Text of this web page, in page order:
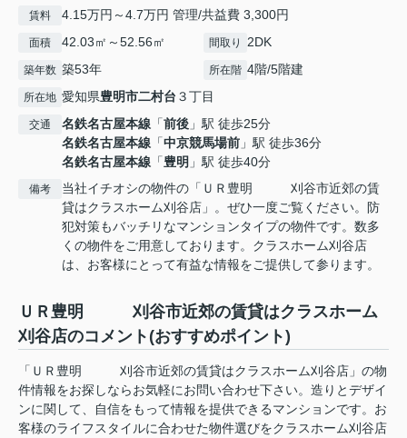
賃料 4.15万円～4.7万円 管理/共益費 3,300円
面積 42.03㎡～52.56㎡ 間取り 2DK
築年数 築53年 所在階 4階/5階建
所在地 愛知県豊明市二村台 ３丁目
交通 名鉄名古屋本線 「前後 」駅 徒歩25分
名鉄名古屋本線 「中京競馬場前 」駅 徒歩36分
名鉄名古屋本線 「豊明 」駅 徒歩40分
備考
当社イチオシの物件の「ＵＲ豊明 刈谷市近郊の賃
貸はクラスホーム刈谷店」。ぜひ一度ご覧ください。防
犯対策もバッチリなマンションタイプの物件です。数多
くの物件をご用意しております。クラスホーム刈谷店
は、お客様にとって有益な情報をご提供して参ります。
ＵＲ豊明 刈谷市近郊の賃貸はクラスホーム
刈谷店のコメント(おすすめポイント)
「ＵＲ豊明 刈谷市近郊の賃貸はクラスホーム刈谷店」の物
件情報をお探しならお気軽にお問い合わせ下さい。造りとデザイ
ンに関して、自信をもって情報を提供できるマンションです。お
客様のライフスタイルに合わせた物件選びをクラスホーム刈谷店